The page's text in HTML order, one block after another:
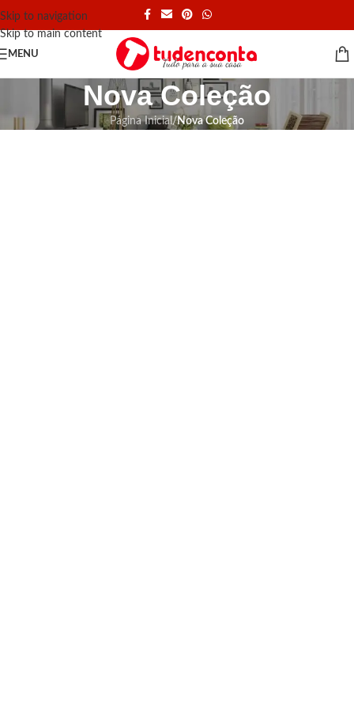
Skip to navigation
Skip to main content
MENU
Nova Coleção
Página Inicial/Nova Coleção